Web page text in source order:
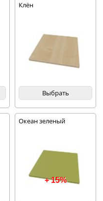
Клён
Выбрать
Океан зеленый
+ 15%